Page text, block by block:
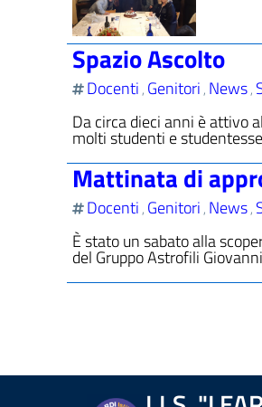
Spazio Ascolto
Docenti, Genitori, News,
Da circa dieci anni è attivo
molti studenti e
Mattinata di
Docenti, Genitori, News,
È stato un sabato alla
del Gruppo Astrofili